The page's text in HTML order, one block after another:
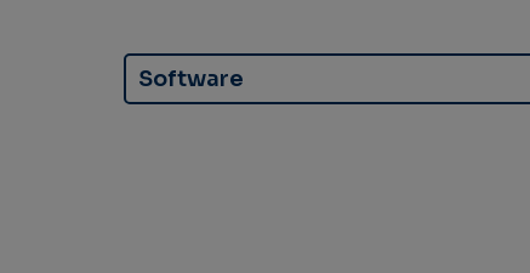
Software